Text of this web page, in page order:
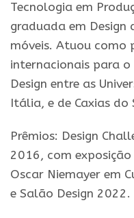
Tecnologia em
graduada em Design
móveis. Atuou como
internacionais para o
Design entre as
Itália, e de Caxias do
Prêmios: Design
2016, com
Oscar Niemayer em
e Salão Design 2022.